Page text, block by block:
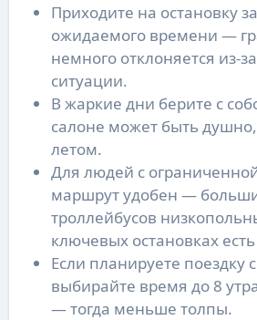
Приходите на остановку
ожидаемого времени —
немного отклоняется из-
ситуации.
В жаркие дни берите с
салоне может быть
летом.
Для людей с
маршрут удобен —
троллейбусов
ключевых остановках
Если планируете поездку
выбирайте время до 8
— тогда меньше толпы.